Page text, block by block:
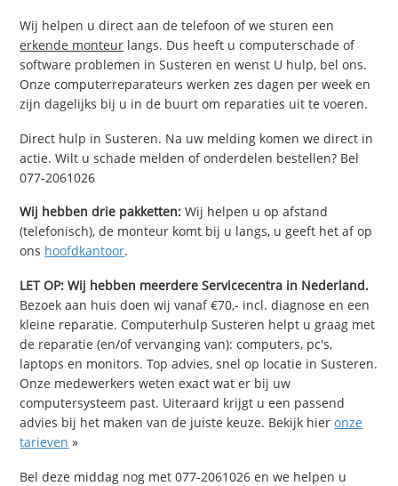
Wij helpen u direct aan de telefoon of we sturen een
erkende monteur langs. Dus heeft u computerschade of
software problemen in Susteren en wenst U hulp, bel ons.
Onze computerreparateurs werken zes dagen per week en
zijn dagelijks bij u in de buurt om reparaties uit te voeren.
Direct hulp in Susteren. Na uw melding komen we direct in
actie. Wilt u schade melden of onderdelen bestellen? Bel
077-2061026
Wij hebben drie pakketten: Wij helpen u op afstand
(telefonisch), de monteur komt bij u langs, u geeft het af op
ons hoofdkantoor.
LET OP: Wij hebben meerdere Servicecentra in Nederland.
Bezoek aan huis doen wij vanaf €70,- incl. diagnose en een
kleine reparatie. Computerhulp Susteren helpt u graag met
de reparatie (en/of vervanging van): computers, pc's,
laptops en monitors. Top advies, snel op locatie in Susteren.
Onze medewerkers weten exact wat er bij uw
computersysteem past. Uiteraard krijgt u een passend
advies bij het maken van de juiste keuze. Bekijk hieronze
tarieven »
Bel deze middag nog met 077-2061026 en we helpen u